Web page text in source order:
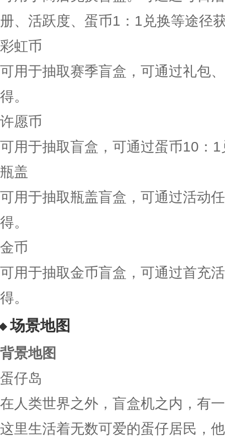
册、活跃度、蛋币1：1兑换等途径
彩虹币
可用于抽取赛季盲盒，可通过礼包
得。
许愿币
可用于抽取盲盒，可通过蛋币10：
瓶盖
可用于抽取瓶盖盲盒，可通过活动
得。
金币
可用于抽取金币盲盒，可通过首充
得。
场景地图
背景地图
蛋仔岛
在人类世界之外，盲盒机之内，有
这里生活着无数可爱的蛋仔居民，